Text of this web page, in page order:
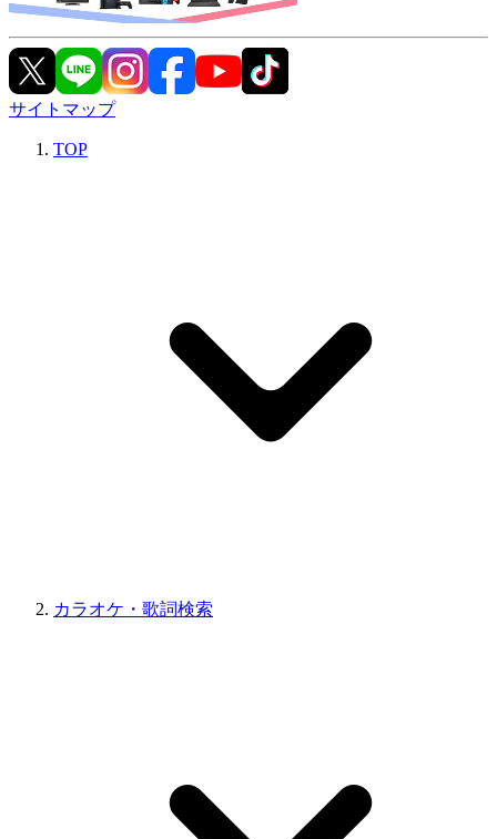
サイトマップ
TOP
カラオケ・歌詞検索